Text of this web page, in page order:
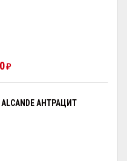
₽
АНТРАЦИТ